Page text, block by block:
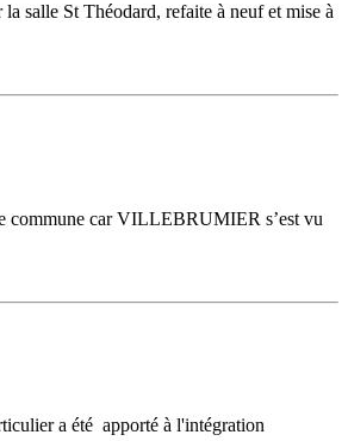
salle St Théodard, refaite à neuf et mise à
commune car VILLEBRUMIER s’est vu
a été apporté à l'intégration